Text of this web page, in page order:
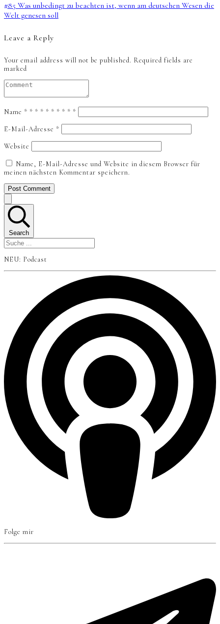
#85 Was unbedingt zu beachten ist, wenn am deutschen Wesen die
Welt genesen soll
Leave a Reply
Your email address will not be published. Required fields are
marked
Name * * * * * * * * * *
E-Mail-Adresse *
Website
Name, E-Mail-Adresse und Website in diesem Browser für
meinen nächsten Kommentar speichern.
Post Comment
Search
NEU: Podcast
Folge mir